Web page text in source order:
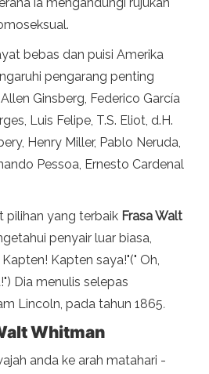
bebas dan puisi Amerika
pengarang penting
Ginsberg, Federico García
Luis Felipe, T.S. Eliot, d.H.
Henry Miller, Pablo Neruda,
Pessoa, Ernesto Cardenal
pilihan yang terbaik Frasa Walt
penyair luar biasa,
Kapten saya!"(" Oh,
Dia menulis selepas
Lincoln, pada tahun 1865.
Whitman
anda ke arah matahari -